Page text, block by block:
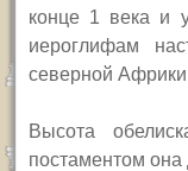
конце 1 века и
иероглифам
северной
Высота
постаментом она